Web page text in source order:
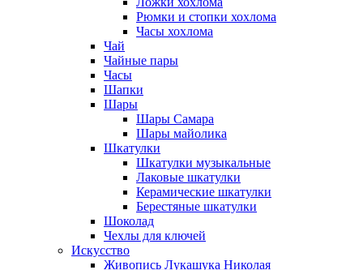
Рюмки и стопки хохлома
Часы хохлома
Чай
Чайные пары
Часы
Шапки
Шары
Шары Самара
Шары майолика
Шкатулки
Шкатулки музыкальные
Лаковые шкатулки
Керамические шкатулки
Берестяные шкатулки
Шоколад
Чехлы для ключей
Искусство
Живопись Лукашука Николая